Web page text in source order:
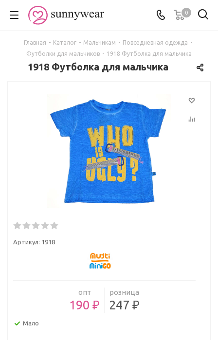
0
Главная - Каталог - Мальчикам - Повседневная одежда -
Футболки для мальчиков - 1918 Футболка для мальчика
1918 Футболка для мальчика
Артикул: 1918
опт
190 ₽
розница
247 ₽
Мало